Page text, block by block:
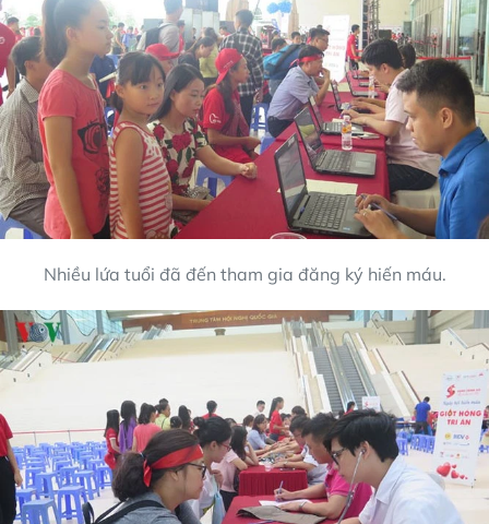
Nhiều lứa tuổi đã đến tham gia đăng ký hiến máu.